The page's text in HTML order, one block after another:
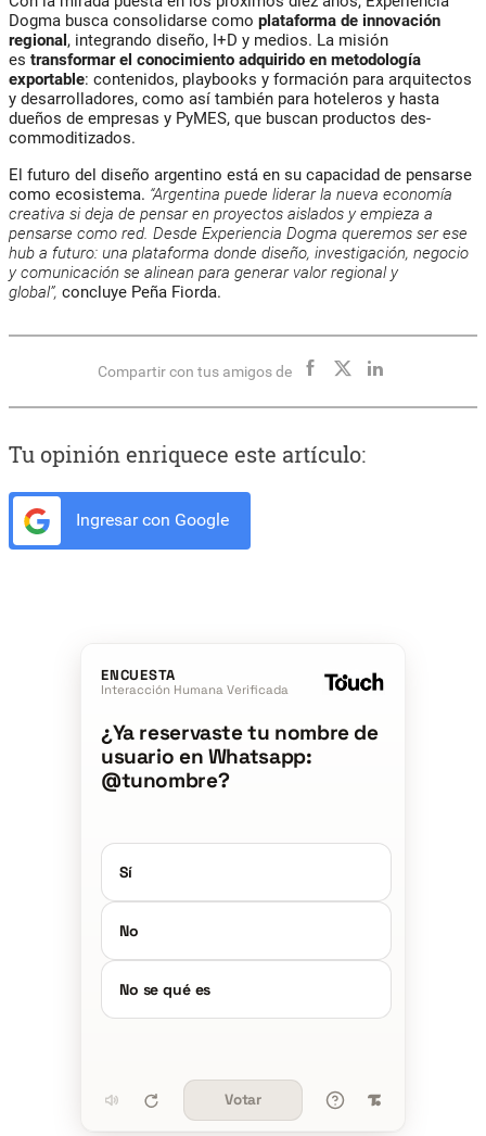
Dogma busca consolidarse como plataforma de innovación
regional, integrando diseño, I+D y medios. La misión
es transformar el conocimiento adquirido en metodología
exportable: contenidos, playbooks y formación para arquitectos
y desarrolladores, como así también para hoteleros y hasta
dueños de empresas y PyMES, que buscan productos des-
commoditizados.
El futuro del diseño argentino está en su capacidad de pensarse
como ecosistema. “Argentina puede liderar la nueva economía
creativa si deja de pensar en proyectos aislados y empieza a
pensarse como red. Desde Experiencia Dogma queremos ser ese
hub a futuro: una plataforma donde diseño, investigación, negocio
y comunicación se alinean para generar valor regional y
global”, concluye Peña Fiorda.
Compartir con tus amigos de
Tu opinión enriquece este artículo:
Ingresar con Google
ENCUESTA
Interacción Humana Verificada
¿Ya reservaste tu nombre de
usuario en Whatsapp:
@tunombre?
Sí
No
No se qué es
Votar